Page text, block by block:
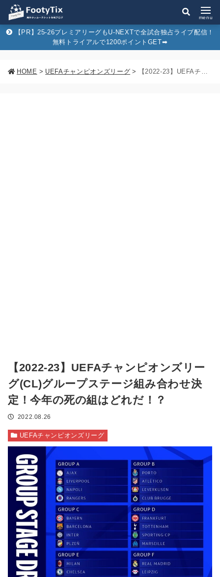
menu
【PR】25-26プレミアリーグもU-NEXTで全試合独占ライブ配信！
無料トライアルで1200ポイントGET➡︎
HOME > UEFAチャンピオンズリーグ > 【2022-23】UEFAチャンピオンズリーグ(CL)グループステージ組み合わせ決定！今年の死の組はどれだ！？
【2022-23】UEFAチャンピオンズリー
グ(CL)グループステージ組み合わせ決
定！今年の死の組はどれだ！？
2022.08.26
UEFAチャンピオンズリーグ